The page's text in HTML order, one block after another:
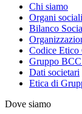
Chi siamo
Organi sociali
Bilanco
Codice Etico
Gruppo BCC
Dati societari
Etica di
Dove siamo